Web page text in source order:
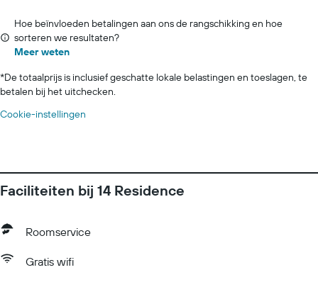
Hoe beïnvloeden betalingen aan ons de rangschikking en hoe
sorteren we resultaten?
Meer weten
*De totaalprijs is inclusief geschatte lokale belastingen en toeslagen, te
betalen bij het uitchecken.
Cookie-instellingen
Faciliteiten bij 14 Residence
Roomservice
Gratis wifi